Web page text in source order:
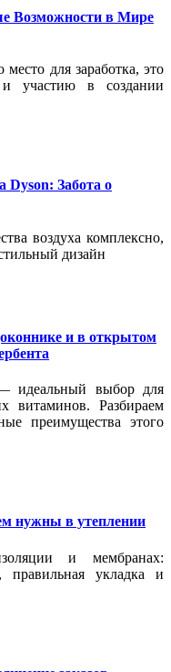
Возможности в Мире
для заработка, это
участию в создании
Dyson: Забота о
воздуха комплексно,
дизайн
и в открытом
идеальный выбор для
витаминов. Разбираем
преимущества этого
нужны в утеплении
и мембранах:
правильная укладка и